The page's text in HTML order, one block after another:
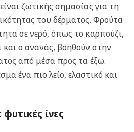
ζωτικής σημασίας για τη
του δέρματος. Φρούτα
σε νερό, όπως το καρπούζι,
και ο ανανάς, βοηθούν στην
από μέσα προς τα έξω.
ένα πιο λείο, ελαστικό και
ίνες